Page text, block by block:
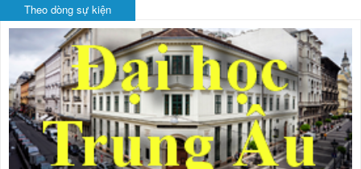
Theo dòng sự kiện